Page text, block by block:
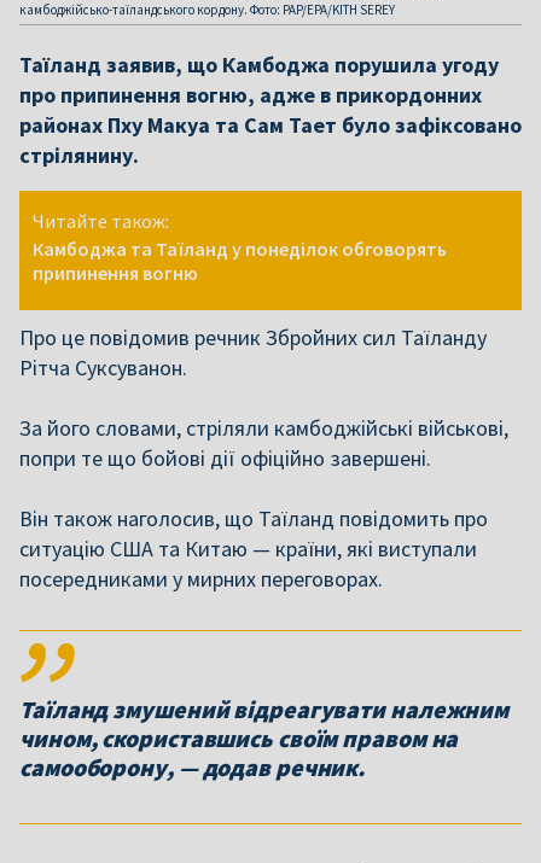
камбоджійсько-таїландського кордону. Фото: PAP/EPA/KITH SEREY
Таїланд заявив, що Камбоджа порушила угоду
про припинення вогню, адже в прикордонних
районах Пху Макуа та Сам Тает було зафіксовано
стрілянину.
Читайте також:
Камбоджа та Таїланд у понеділок обговорять
припинення вогню
Про це повідомив речник Збройних сил Таїланду
Рітча Суксуванон.
За його словами, стріляли камбоджійські військові,
попри те що бойові дії офіційно завершені.
Він також наголосив, що Таїланд повідомить про
ситуацію США та Китаю — країни, які виступали
посередниками у мирних переговорах.
Таїланд змушений відреагувати належним
чином, скориставшись своїм правом на
самооборону, — додав речник.